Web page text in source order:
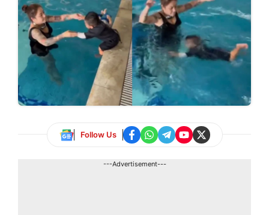
Follow Us
---Advertisement---